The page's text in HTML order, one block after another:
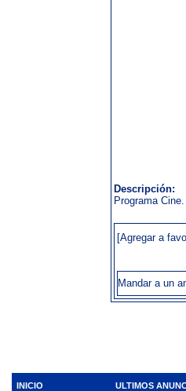
Descripción:
Programa
[Agregar a
Mandar a un
INICIO ULTIMOS